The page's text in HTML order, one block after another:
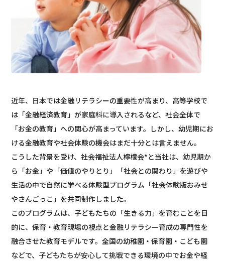
近年、日本では金融リテラシーの重要性が高まり、高等学校で
は「金融経済教育」が家庭科に導入されるなど、社会全体で
「お金の教育」への関心が高まっています。しかし、幼児期にお
ける金融教育や社会体験の機会はまだ十分とは言えません。
こうした背景を受け、社会福祉法人檸檬会*と当社は、幼児期か
ら「お金」や「価値のやりとり」「社会との関わり」を遊びや
生活の中で自然に学べる体験型プログラム「社会体験版おみせ
やさんごっこ」を共同制作しました。
このプログラムは、子どもたちの「生きる力」を育むことを目
的に、保育・教育現場の視点と金融リテラシー育成の専門性を
融合させた教育モデルです。全国の幼稚園・保育園・こども園
などで、子どもたちが安心して挑戦できる環境の中でお金や経